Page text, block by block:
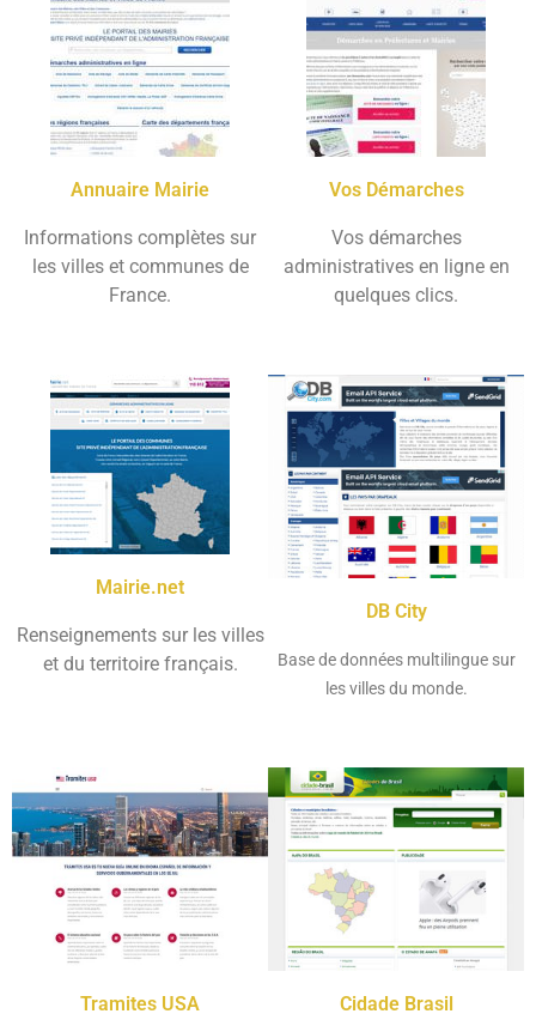
Annuaire Mairie
Informations complètes sur
les villes et communes de
France.
Vos Démarches
Vos démarches
administratives en ligne en
quelques clics.
Mairie.net
Renseignements sur les villes
et du territoire français.
DB City
Base de données multilingue sur
les villes du monde.
Tramites USA Cidade Brasil